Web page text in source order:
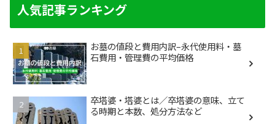
人気記事ランキング
お墓の値段と費用内訳–永代使用料・墓
石費用・管理費の平均価格
卒塔婆・塔婆とは／卒塔婆の意味、立て
る時期と本数、処分方法など